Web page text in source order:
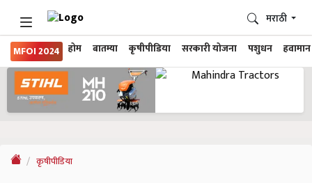
MFOI 2024 होम बातम्या कृषीपीडिया सरकारी योजना पशुधन हवामान
मराठी
कृषीपीडिया